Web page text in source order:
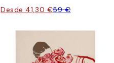
Desde 41,30 €59 €